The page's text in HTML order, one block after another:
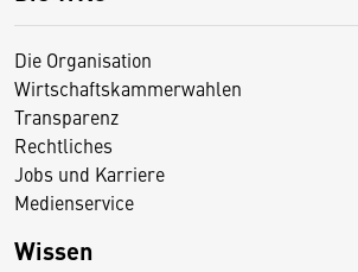
Die Organisation
Wirtschaftskammerwahlen
Transparenz
Rechtliches
Jobs und Karriere
Medienservice
Wissen